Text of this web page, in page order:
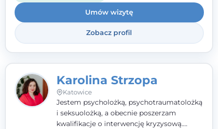
Umów wizytę
Zobacz profil
Karolina Strzopa
Katowice
Jestem psycholożką, psychotraumatolożką
i seksuolożką, a obecnie poszerzam
kwalifikacje o interwencję kryzysową.